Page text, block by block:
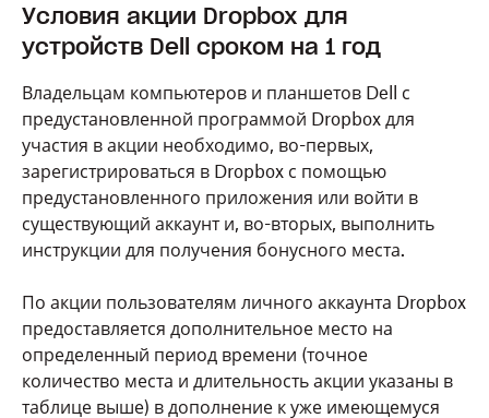
Условия акции Dropbox для
устройств Dell сроком на 1 год
Владельцам компьютеров и планшетов Dell с
предустановленной программой Dropbox для
участия в акции необходимо, во-первых,
зарегистрироваться в Dropbox с помощью
предустановленного приложения или войти в
существующий аккаунт и, во-вторых, выполнить
инструкции для получения бонусного места.
По акции пользователям личного аккаунта Dropbox
предоставляется дополнительное место на
определенный период времени (точное
количество места и длительность акции указаны в
таблице выше) в дополнение к уже имеющемуся